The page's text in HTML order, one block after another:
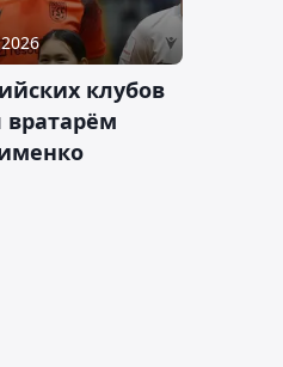
клубов
вратарём